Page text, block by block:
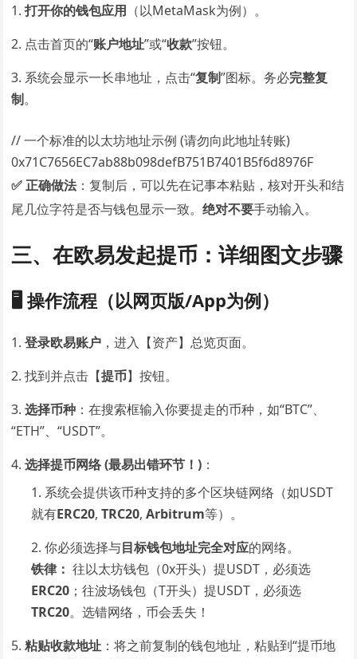
打开你的钱包应用 （以MetaMask为例）。
点击首页的“账户地址”或“收款”按钮。
系统会显示一长串地址，点击“复制”图标。务必完整复
制。
// 一个标准的以太坊地址示例 (请勿向此地址转账)
0x71C7656EC7ab88b098defB751B7401B5f6d8976F
✅ 正确做法：复制后，可以先在记事本粘贴，核对开头和结
尾几位字符是否与钱包显示一致。绝对不要手动输入。
三、在欧易发起提币：详细图文步骤
🖥️ 操作流程（以网页版/App为例）
登录欧易账户 ，进入【资产】总览页面。
找到并点击【提币】按钮。
选择币种 ：在搜索框输入你要提走的币种，如“BTC”、
“ETH”、“USDT”。
选择提币网络 (最易出错环节！) ：
系统会提供该币种支持的多个区块链网络（如USDT
就有ERC20,TRC20,Arbitrum等）。
你必须选择与目标钱包地址完全对应的网络。
铁律： 往以太坊钱包（0x开头）提USDT，必须选
ERC20 ；往波场钱包（T开头）提USDT，必须选
TRC20。选错网络，币会丢失！
粘贴收款地址 ：将之前复制的钱包地址，粘贴到“提币地